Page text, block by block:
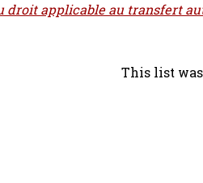
droit applicable au transfert
This list